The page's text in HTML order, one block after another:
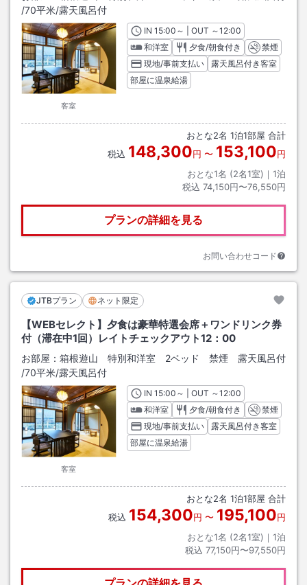
/70平米/露天風呂付
客室
INチェックイン
15:00 ～ | OUT チェックアウト
～12:00
和洋室
夕食/朝食付き
禁煙
現地/事前支払い
露天風呂付き客室
部屋に温泉給湯
おとな2名 1泊1部屋 合計
税込 148,300円 〜 153,100円
おとな1名 (2名1室)｜ 1泊
税込 74,150円〜76,550円
プランの詳細を見る
お問い合わせコード
JTBプラン ネット限定
【WEBセレクト】夕食は豪華特選会席＋ワンドリンク券
付（滞在中1回）レイトチェックアウト12：00
お部屋： 箱根遊山 特別和洋室 2ベッド 禁煙 露天風呂付
/70平米/露天風呂付
客室
INチェックイン
15:00 ～ | OUT チェックアウト
～12:00
和洋室
夕食/朝食付き
禁煙
現地/事前支払い
露天風呂付き客室
部屋に温泉給湯
おとな2名 1泊1部屋 合計
税込 154,300円 〜 195,100円
おとな1名 (2名1室)｜ 1泊
税込 77,150円〜97,550円